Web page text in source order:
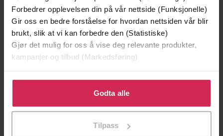
Forbedrer opplevelsen din på vår nettside (Funksjonelle)
Gir oss en bedre forståelse for hvordan nettsiden vår blir
brukt, slik at vi kan forbedre den (Statistiske)
Gjør det mulig for oss å vise deg relevante produkter,
kampanjer og tilbud (Markedsføring)
Klikk på «Godta alle» for å gi oss ditt samtykke til å
bruke cookies for alle disse formålene. Du kan også
tilpasse ditt samtykke til spesifikke formål ved å klikke
Godta alle
Tilpass
Kristine
25
Januar
2023
10